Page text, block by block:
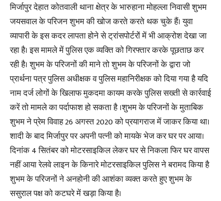
मिर्जापुर देहात कोतवाली थाना क्षेत्र के भारुहाना मोहल्ला निवासी शुभम
जयसवाल के परिजन शुभम की खोज करते करते थक चुके हैं। युवा
व्यापारी के इस कदर लापता होने से ट्रांसपोर्टरों में भी आक्रोश देखा जा
रहा है। इस मामले में पुलिस एक व्यक्ति को गिरफ्तार करके पूछताछ कर
रही है। शुभम के परिजनों की माने तो शुभम के परिजनों के द्वारा जो
प्रार्थना पत्र पुलिस अधीक्षक व पुलिस महानिरीक्षक को दिया गया है यदि
नाम दर्ज लोगों के खिलाफ मुकदमा कायम करके पुलिस सख्ती से कार्रवाई
करें तो मामले का पर्दाफाश हो सकता है ।शुभम के परिजनों के मुताबिक
शुभम ने प्रेम विवाह 26 अगस्त 2020 को प्रयागराज में जाकर किया था।
शादी के बाद मिर्जापुर पर अपनी पत्नी को मायके भेज कर घर पर आया।
दिनांक 4 सितंबर को मोटरसाइकिल लेकर घर से निकला फिर घर वापस
नहीं आया रेलवे लाइन के किनारे मोटरसाइकिल पुलिस ने बरामद किया है
शुभम के परिजनों ने अनहोनी की आशंका व्यक्त करते हुए शुभम के
ससुराल पक्ष को कटघरे में खड़ा किया है।